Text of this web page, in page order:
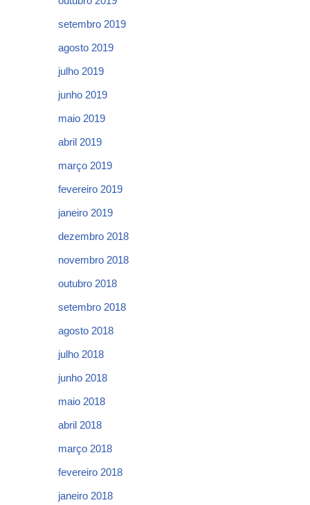
setembro 2019
agosto 2019
julho 2019
junho 2019
maio 2019
abril 2019
março 2019
fevereiro 2019
janeiro 2019
dezembro 2018
novembro 2018
outubro 2018
setembro 2018
agosto 2018
julho 2018
junho 2018
maio 2018
abril 2018
março 2018
fevereiro 2018
janeiro 2018